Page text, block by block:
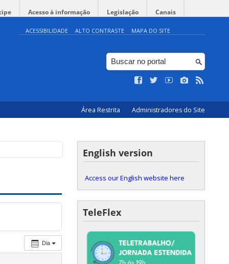
Acesso à informação Legislação Canais
ACESSIBILIDADE ALTO CONTRASTE MAPA DO SITE
Área Restrita Administradores do Site
Dia
English version
Access our English website here
TeleFlex